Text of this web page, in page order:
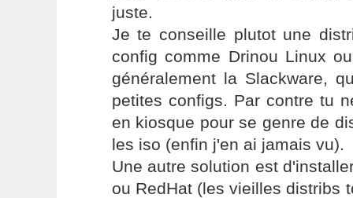
juste.
Je te conseille plutot une
config comme Drinou Linux
généralement la Slackware,
petites configs. Par contre tu
en kiosque pour se genre de
les iso (enfin j'en ai jamais vu).
Une autre solution est
ou RedHat (les vieilles distribs